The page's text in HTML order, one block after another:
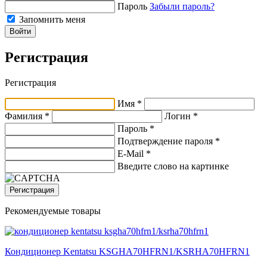
Пароль Забыли пароль?
Запомнить меня
Войти
Регистрация
Регистрация
Имя *
Фамилия *
Логин *
Пароль *
Подтверждение пароля *
E-Mail *
Введите слово на картинке
Регистрация
Рекомендуемые товары
Кондиционер Kentatsu KSGHA70HFRN1/KSRHA70HFRN1